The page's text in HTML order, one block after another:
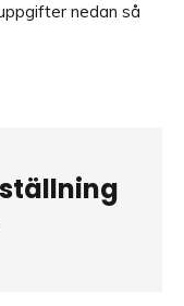
nedan så